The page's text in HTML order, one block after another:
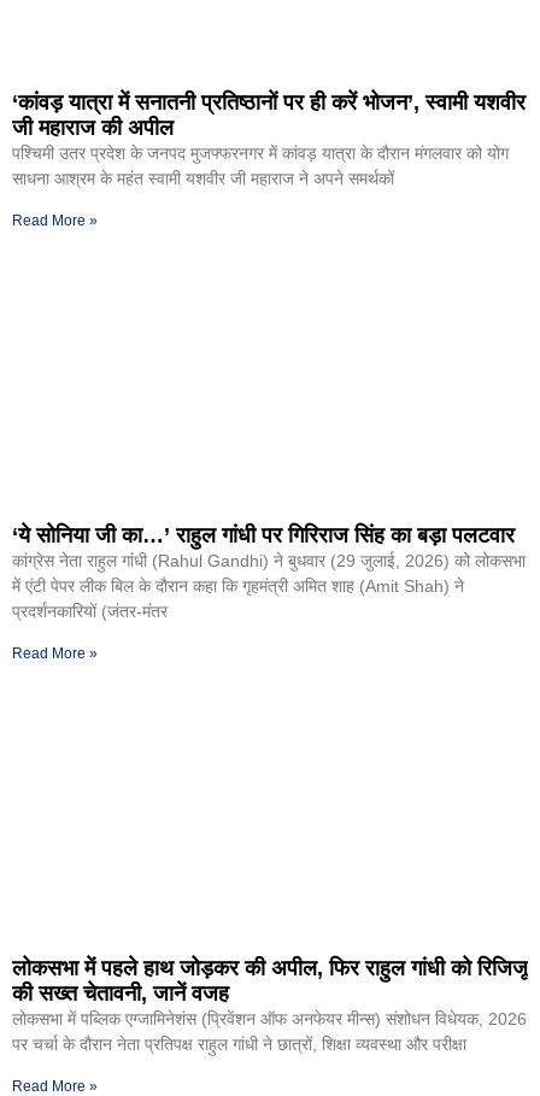
‘कांवड़ यात्रा में सनातनी प्रतिष्ठानों पर ही करें भोजन’, स्वामी यशवीर
जी महाराज की अपील
पश्चिमी उतर प्रदेश के जनपद मुजफ्फरनगर में कांवड़ यात्रा के दौरान मंगलवार को योग
साधना आश्रम के महंत स्वामी यशवीर जी महाराज ने अपने समर्थकों
Read More »
‘ये सोनिया जी का…’ राहुल गांधी पर गिरिराज सिंह का बड़ा पलटवार
कांग्रेस नेता राहुल गांंधी (Rahul Gandhi) ने बुधवार (29 जुलाई, 2026) को लोकसभा
में एंटी पेपर लीक बिल के दौरान कहा कि गृहमंत्री अमित शाह (Amit Shah) ने
प्रदर्शनकारियों (जंतर-मंतर
Read More »
लोकसभा में पहले हाथ जोड़कर की अपील, फिर राहुल गांधी को रिजिजू
की सख्त चेतावनी, जानें वजह
लोकसभा में पब्लिक एग्जामिनेशंस (प्रिवेंशन ऑफ अनफेयर मीन्स) संशोधन विधेयक, 2026
पर चर्चा के दौरान नेता प्रतिपक्ष राहुल गांधी ने छात्रों, शिक्षा व्यवस्था और परीक्षा
Read More »